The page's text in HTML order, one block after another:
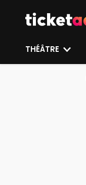
THÉÂTRE